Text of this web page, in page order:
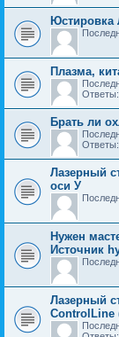
Юстировка
Плазма,
Ответы:
Брать ли
Ответы:
Лазерный
оси У
Нужен
Источник
Лазерный
ControlLine